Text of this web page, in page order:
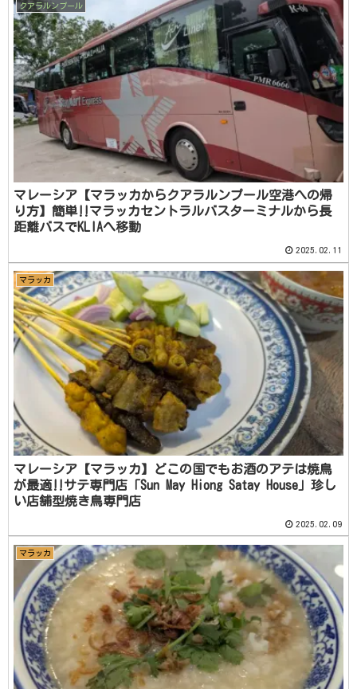
クアラルンプール
マレーシア【マラッカからクアラルンプール空港への帰
り方】簡単‼️マラッカセントラルバスターミナルから長
距離バスでKLIAへ移動
2025.02.11
マラッカ
マレーシア【マラッカ】どこの国でもお酒のアテは焼鳥
が最適‼️サテ専門店「Sun May Hiong Satay House」珍し
い店舗型焼き鳥専門店
2025.02.09
マラッカ